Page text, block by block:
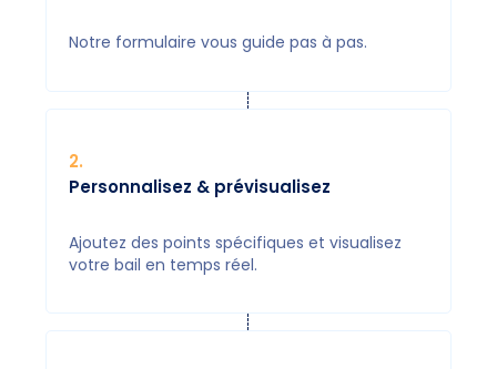
Notre formulaire vous guide pas à pas.
2.
Personnalisez & prévisualisez
Ajoutez des points spécifiques et visualisez
votre bail en temps réel.